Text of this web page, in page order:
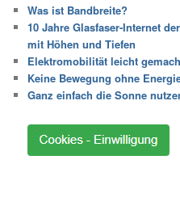
Was ist Bandbreite?
10 Jahre Glasfaser-Internet
mit Höhen und Tiefen
Elektromobilität leicht
Keine Bewegung ohne
Ganz einfach die Sonne